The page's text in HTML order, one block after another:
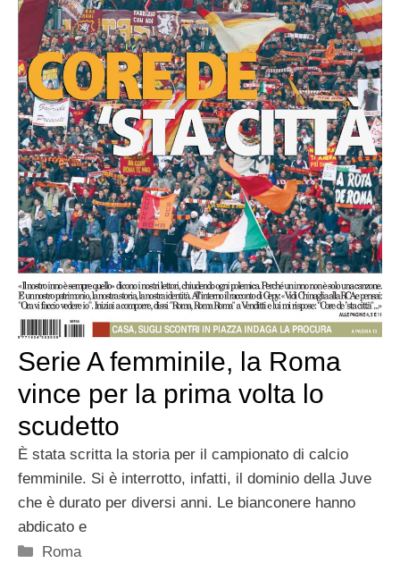
Serie A femminile, la Roma
vince per la prima volta lo
scudetto
È stata scritta la storia per il campionato di calcio
femminile. Si è interrotto, infatti, il dominio della Juve
che è durato per diversi anni. Le bianconere hanno
abdicato e
Categorie
Roma